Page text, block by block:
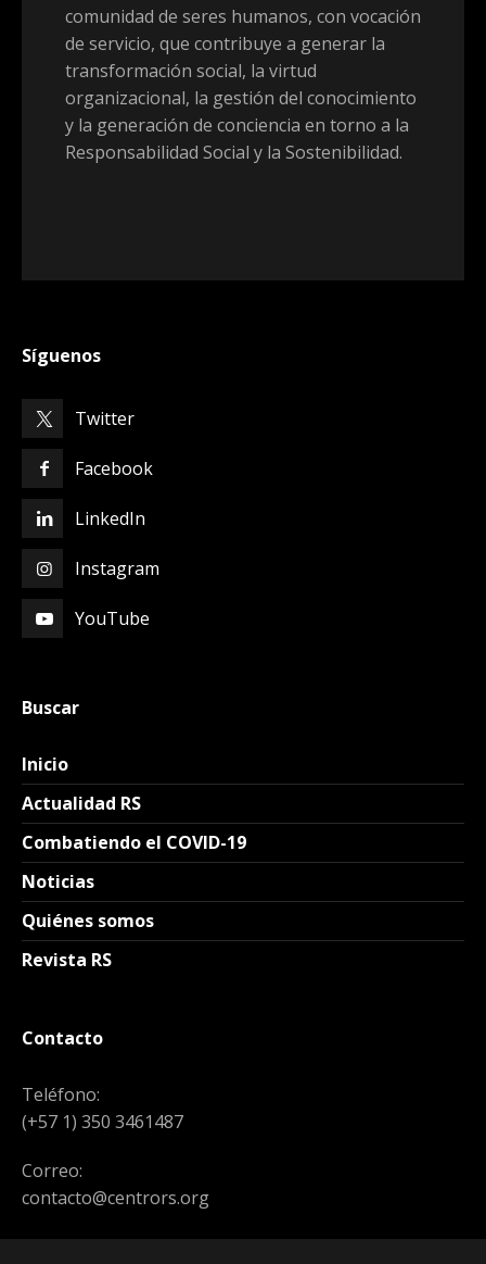
comunidad de seres humanos, con vocación
de servicio, que contribuye a generar la
transformación social, la virtud
organizacional, la gestión del conocimiento
y la generación de conciencia en torno a la
Responsabilidad Social y la Sostenibilidad.
Síguenos
Twitter
Facebook
LinkedIn
Instagram
YouTube
Buscar
Inicio
Actualidad RS
Combatiendo el COVID-19
Noticias
Quiénes somos
Revista RS
Contacto
Teléfono:
(+57 1) 350 3461487
Correo:
contacto@centrors.org